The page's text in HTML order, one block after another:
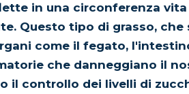
in una circonferenza vita
Questo tipo di grasso, che
come il fegato,
che danneggiano il
il controllo dei livelli di